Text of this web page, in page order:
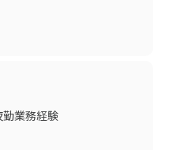
勤業務経験